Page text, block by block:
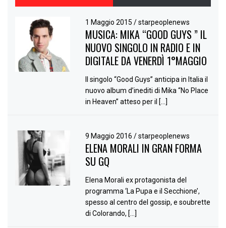
1 Maggio 2015/ starpeoplenews
MUSICA: MIKA “GOOD GUYS ” IL
NUOVO SINGOLO IN RADIO E IN
DIGITALE DA VENERDÌ 1°MAGGIO
Il singolo “Good Guys” anticipa in Italia il
nuovo album d’inediti di Mika “No Place
in Heaven” atteso per il […]
9 Maggio 2016/ starpeoplenews
ELENA MORALI IN GRAN FORMA
SU GQ
Elena Morali ex protagonista del
programma ‘La Pupa e il Secchione’,
spesso al centro del gossip, e soubrette
di Colorando, […]